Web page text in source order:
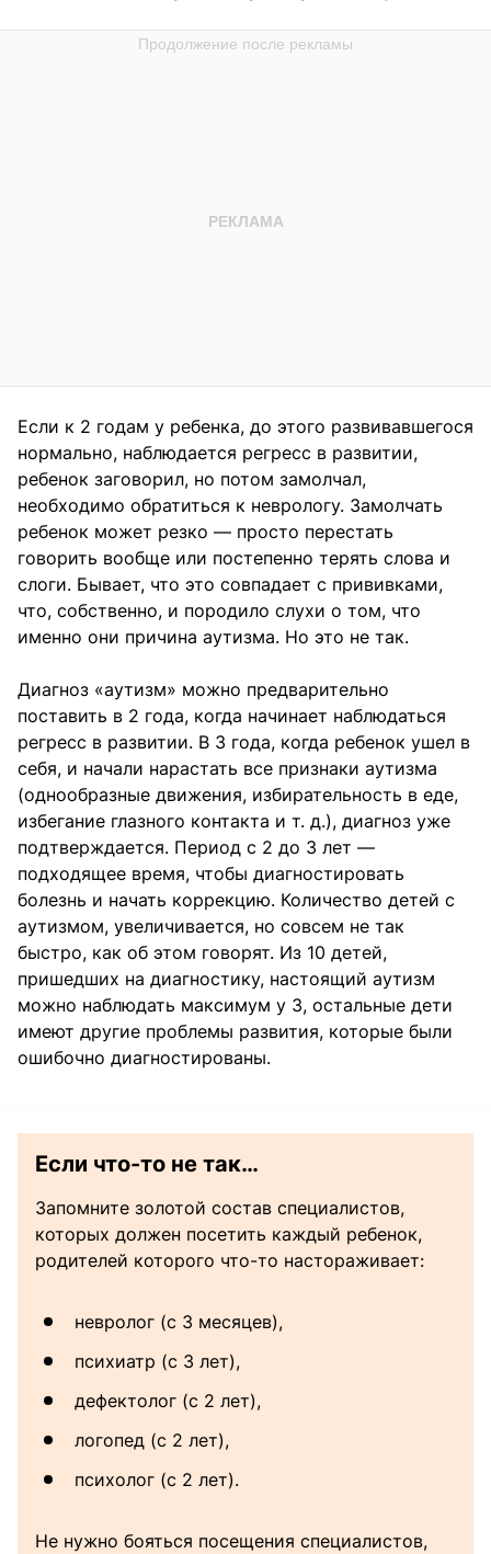
Если к 2 годам у ребенка, до этого развивавшегося
нормально, наблюдается регресс в развитии,
ребенок заговорил, но потом замолчал,
необходимо обратиться к неврологу. Замолчать
ребенок может резко — просто перестать
говорить вообще или постепенно терять слова и
слоги. Бывает, что это совпадает с прививками,
что, собственно, и породило слухи о том, что
именно они причина аутизма. Но это не так.
Диагноз «аутизм» можно предварительно
поставить в 2 года, когда начинает наблюдаться
регресс в развитии. В 3 года, когда ребенок ушел в
себя, и начали нарастать все признаки аутизма
(однообразные движения, избирательность в еде,
избегание глазного контакта и т. д.), диагноз уже
подтверждается. Период с 2 до 3 лет —
подходящее время, чтобы диагностировать
болезнь и начать коррекцию. Количество детей с
аутизмом, увеличивается, но совсем не так
быстро, как об этом говорят. Из 10 детей,
пришедших на диагностику, настоящий аутизм
можно наблюдать максимум у 3, остальные дети
имеют другие проблемы развития, которые были
ошибочно диагностированы.
Если что-то не так…
Запомните золотой состав специалистов,
которых должен посетить каждый ребенок,
родителей которого что-то настораживает:
невролог (с 3 месяцев),
психиатр (с 3 лет),
дефектолог (с 2 лет),
логопед (с 2 лет),
психолог (с 2 лет).
Не нужно бояться посещения специалистов,